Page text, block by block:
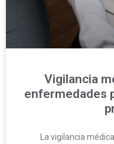
Vigilancia
enfermedades
La vigilancia